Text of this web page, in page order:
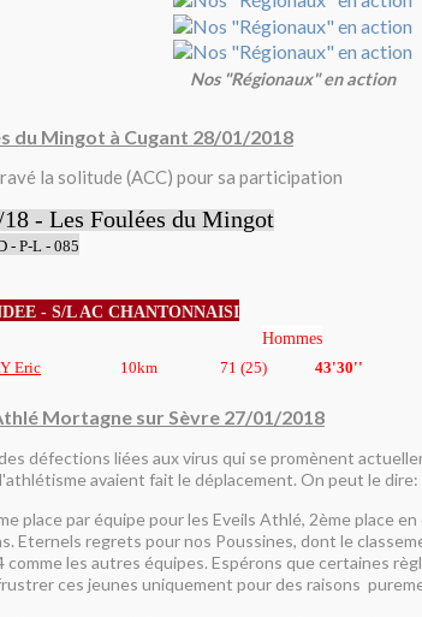
Nos "Régionaux" en action
du Mingot à Cugant 28/01/2018
la solitude (ACC) pour sa participation
- Les Foulées du Mingot
- P-L - 085
- S/L AC CHANTONNAISI
Hommes
Eric
10km 71 (25) 43'30''
Mortagne sur Sèvre 27/01/2018
défections liées aux virus qui se promènent
avaient fait le déplacement. On peut le
place par équipe pour les Eveils Athlé, 2ème place
Eternels regrets pour nos Poussines, dont le
comme les autres équipes. Espérons que certaines
ces jeunes uniquement pour des raisons